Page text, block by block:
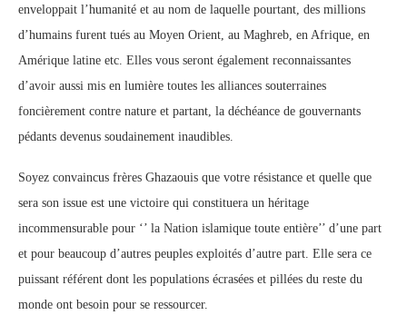
enveloppait l’humanité et au nom de laquelle pourtant, des millions
d’humains furent tués au Moyen Orient, au Maghreb, en Afrique, en
Amérique latine etc. Elles vous seront également reconnaissantes
d’avoir aussi mis en lumière toutes les alliances souterraines
foncièrement contre nature et partant, la déchéance de gouvernants
pédants devenus soudainement inaudibles.
Soyez convaincus frères Ghazaouis que votre résistance et quelle que
sera son issue est une victoire qui constituera un héritage
incommensurable pour ‘’ la Nation islamique toute entière’’ d’une part
et pour beaucoup d’autres peuples exploités d’autre part. Elle sera ce
puissant référent dont les populations écrasées et pillées du reste du
monde ont besoin pour se ressourcer.